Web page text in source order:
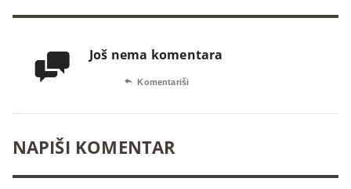
 Još nema komentara
 Komentariši
NAPIŠI KOMENTAR